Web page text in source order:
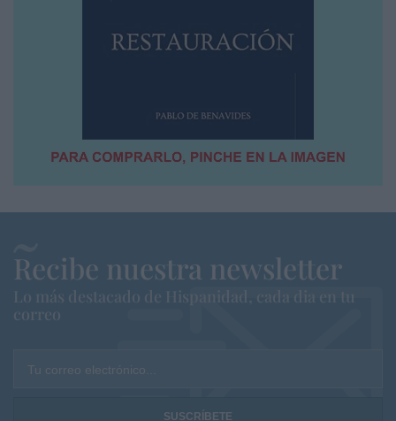
Recibe nuestra newsletter
Lo más destacado de Hispanidad, cada dia en tu
correo
Tu correo electrónico...